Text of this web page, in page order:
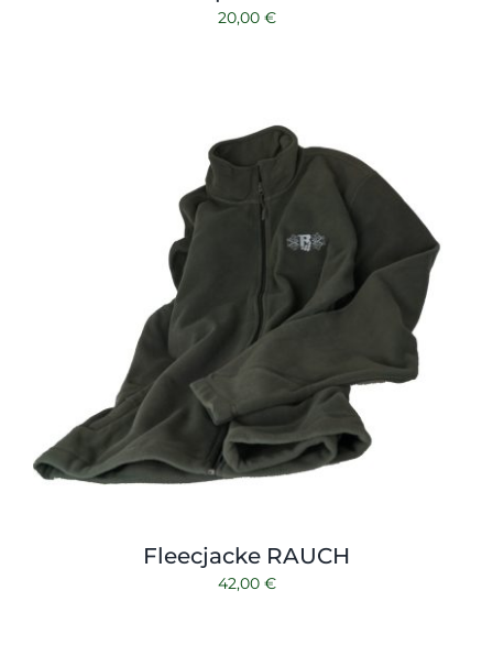
20,00 €
Fleecjacke RAUCH
42,00 €